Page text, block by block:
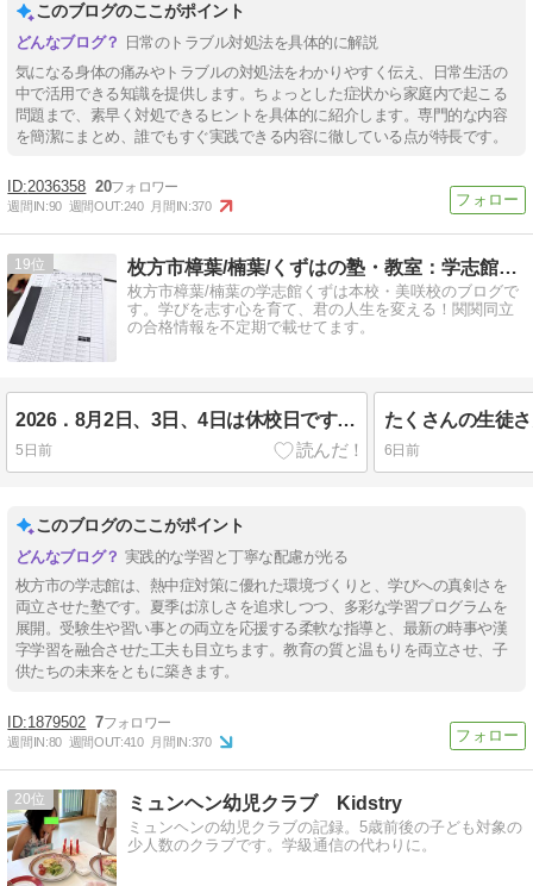
このブログのここがポイント
日常のトラブル対処法を具体的に解説
気になる身体の痛みやトラブルの対処法をわかりやすく伝え、日常生活の
中で活用できる知識を提供します。ちょっとした症状から家庭内で起こる
問題まで、素早く対処できるヒントを具体的に紹介します。専門的な内容
を簡潔にまとめ、誰でもすぐ実践できる内容に徹している点が特長です。
2036358 20
週間IN:90 週間OUT:240 月間IN:370
19 枚方市樟葉/楠葉/くずはの塾・教室：学志館くずは本校・美咲校
枚方市樟葉/楠葉の学志館くずは本校・美咲校のブログで
す。学びを志す心を育て、君の人生を変える！関関同立
の合格情報を不定期で載せてます。
2026．8月2日、3日、4日は休校日です。（宿題について）枚方市樟葉の進学塾学志館（個別指導・習い事）
5日前 6日前
このブログのここがポイント
実践的な学習と丁寧な配慮が光る
枚方市の学志館は、熱中症対策に優れた環境づくりと、学びへの真剣さを
両立させた塾です。夏季は涼しさを追求しつつ、多彩な学習プログラムを
展開。受験生や習い事との両立を応援する柔軟な指導と、最新の時事や漢
字学習を融合させた工夫も目立ちます。教育の質と温もりを両立させ、子
供たちの未来をともに築きます。
1879502 7
週間IN:80 週間OUT:410 月間IN:370
20 ミュンヘン幼児クラブ Kidstry
ミュンヘンの幼児クラブの記録。5歳前後の子ども対象の
少人数のクラブです。学級通信の代わりに。